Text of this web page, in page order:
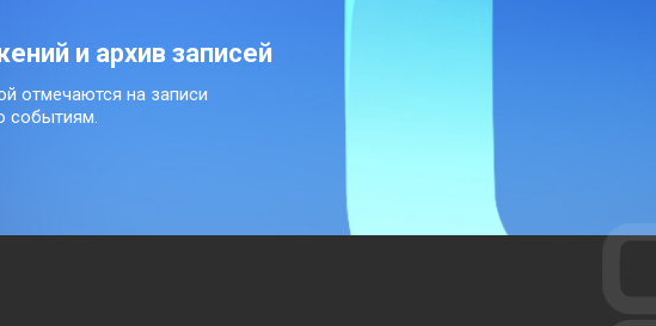
и архив записей
отмечаются на записи
событиям.